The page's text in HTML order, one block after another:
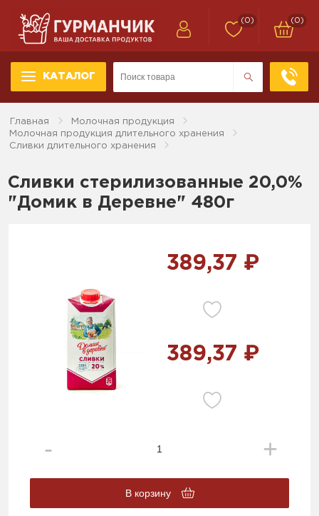
КАТАЛОГ
(0) (0)
Главная
Молочная продукция
Молочная продукция длительного хранения
Сливки длительного хранения
Сливки стерилизованные 20,0%
"Домик в Деревне" 480г
389,37 ₽
389,37 ₽
В корзину